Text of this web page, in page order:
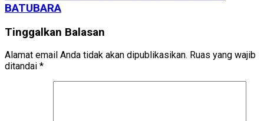
BATUBARA
Tinggalkan Balasan
Alamat email Anda tidak akan dipublikasikan. Ruas yang wajib
ditandai *